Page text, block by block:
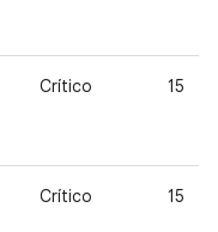
Crítico 15
Crítico 15